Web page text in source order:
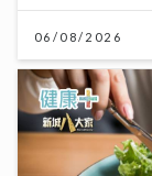
06/08/2026